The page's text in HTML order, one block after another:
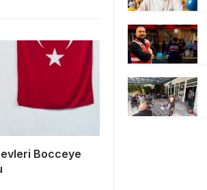
Bocceye